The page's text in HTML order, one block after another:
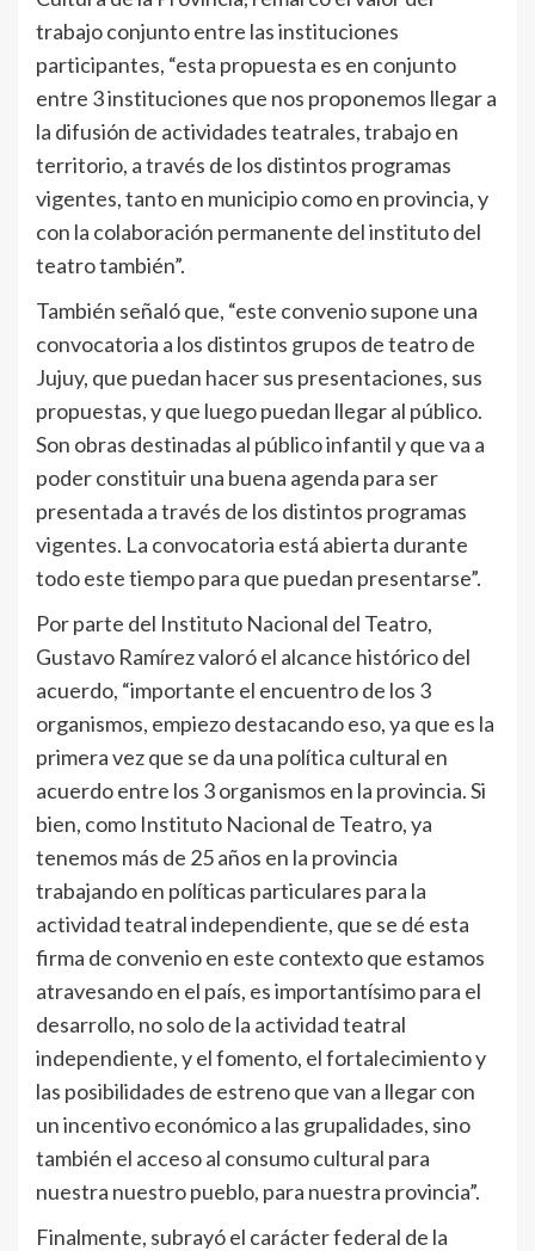
trabajo conjunto entre las instituciones
participantes, “esta propuesta es en conjunto
entre 3 instituciones que nos proponemos llegar a
la difusión de actividades teatrales, trabajo en
territorio, a través de los distintos programas
vigentes, tanto en municipio como en provincia, y
con la colaboración permanente del instituto del
teatro también”.
También señaló que, “este convenio supone una
convocatoria a los distintos grupos de teatro de
Jujuy, que puedan hacer sus presentaciones, sus
propuestas, y que luego puedan llegar al público.
Son obras destinadas al público infantil y que va a
poder constituir una buena agenda para ser
presentada a través de los distintos programas
vigentes. La convocatoria está abierta durante
todo este tiempo para que puedan presentarse”.
Por parte del Instituto Nacional del Teatro,
Gustavo Ramírez valoró el alcance histórico del
acuerdo, “importante el encuentro de los 3
organismos, empiezo destacando eso, ya que es la
primera vez que se da una política cultural en
acuerdo entre los 3 organismos en la provincia. Si
bien, como Instituto Nacional de Teatro, ya
tenemos más de 25 años en la provincia
trabajando en políticas particulares para la
actividad teatral independiente, que se dé esta
firma de convenio en este contexto que estamos
atravesando en el país, es importantísimo para el
desarrollo, no solo de la actividad teatral
independiente, y el fomento, el fortalecimiento y
las posibilidades de estreno que van a llegar con
un incentivo económico a las grupalidades, sino
también el acceso al consumo cultural para
nuestra nuestro pueblo, para nuestra provincia”.
Finalmente, subrayó el carácter federal de la